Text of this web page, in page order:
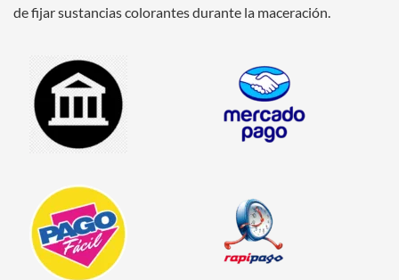
de fijar sustancias colorantes durante la maceración.